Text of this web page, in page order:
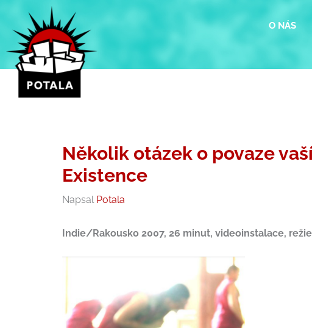
obsah
O NÁS
Několik otázek o povaze
Existence
Napsal Potala
Indie/Rakousko 2007, 26 minut, videoinstalace,